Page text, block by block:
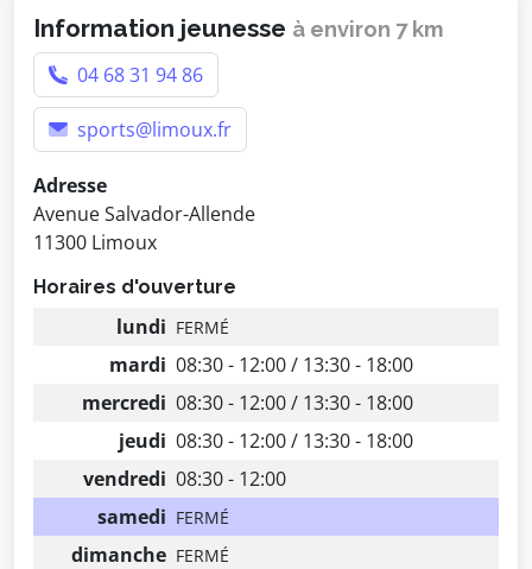
Information jeunesse à environ 7 km
04 68 31 94 86
sports@limoux.fr
Adresse
Avenue Salvador-Allende
11300 Limoux
Horaires d'ouverture
lundi FERMÉ
mardi 08:30 - 12:00 / 13:30 - 18:00
mercredi 08:30 - 12:00 / 13:30 - 18:00
jeudi 08:30 - 12:00 / 13:30 - 18:00
vendredi 08:30 - 12:00
samedi FERMÉ
dimanche FERMÉ